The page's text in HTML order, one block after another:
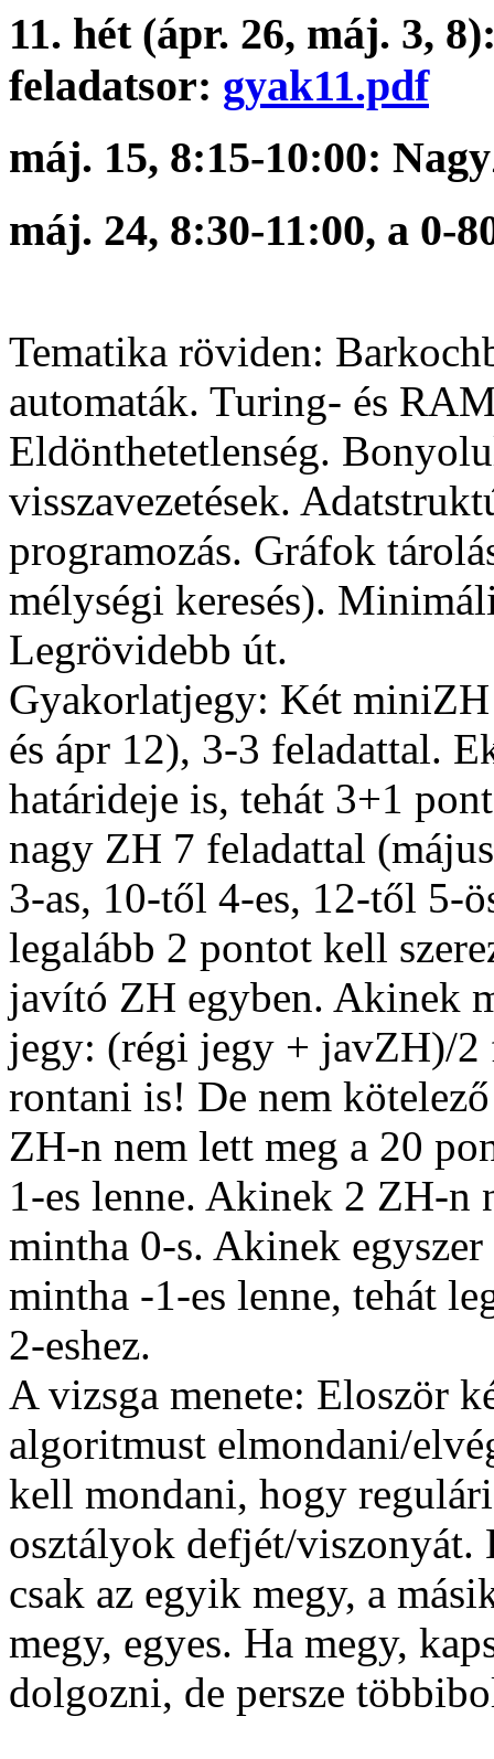
11. hét (ápr. 26, máj. 3,
feladatsor: gyak11.pdf
máj. 15, 8:15-10:00:
máj. 24, 8:30-11:00, a 0-
Tematika röviden:
automaták. Turing- és
Eldönthetetlenség.
visszavezetések.
programozás. Gráfok
mélységi keresés).
Legrövidebb út.
Gyakorlatjegy: Két miniZH
és ápr 12), 3-3 feladattal.
határideje is, tehát 3+1
nagy ZH 7 feladattal
3-as, 10-től 4-es, 12-től 5-
legalább 2 pontot kell
javító ZH egyben. Akinek
jegy: (régi jegy + javZH)/2
rontani is! De nem
ZH-n nem lett meg a 20
1-es lenne. Akinek 2 ZH-n
mintha 0-s. Akinek
mintha -1-es lenne, tehát
2-eshez.
A vizsga menete: Eloször
algoritmust elmondani/
kell mondani, hogy
osztályok defjét/viszonyát.
csak az egyik megy, a
megy, egyes. Ha megy,
dolgozni, de persze